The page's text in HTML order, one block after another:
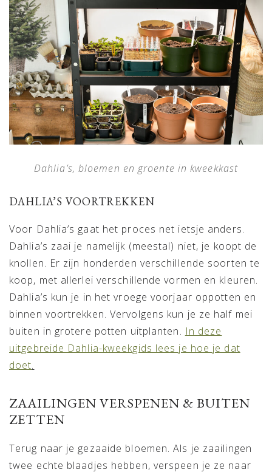
Dahlia’s, bloemen en groente in kweekkast
DAHLIA’S VOORTREKKEN
Voor Dahlia’s gaat het proces net ietsje anders.
Dahlia’s zaai je namelijk (meestal) niet, je koopt de
knollen. Er zijn honderden verschillende soorten te
koop, met allerlei verschillende vormen en kleuren.
Dahlia’s kun je in het vroege voorjaar oppotten en
binnen voortrekken. Vervolgens kun je ze half mei
buiten in grotere potten uitplanten. In deze
uitgebreide Dahlia-kweekgids lees je hoe je dat
doet.
ZAAILINGEN VERSPENEN & BUITEN
ZETTEN
Terug naar je gezaaide bloemen. Als je zaailingen
twee echte blaadjes hebben, verspeen je ze naar